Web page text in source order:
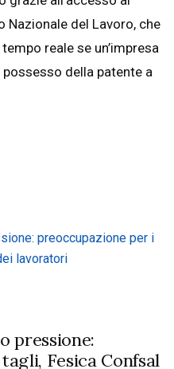
Nazionale del Lavoro, che
reale se un’impresa
della patente a
pressione:
Fesica Confsal